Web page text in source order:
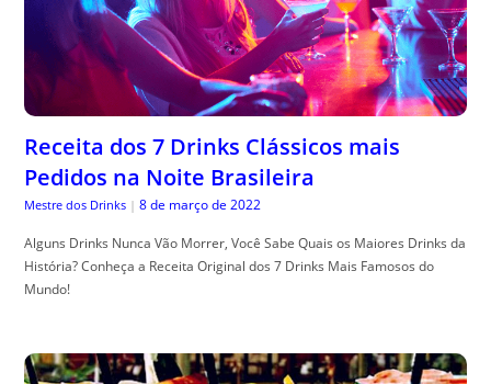
Receita dos 7 Drinks Clássicos mais
Pedidos na Noite Brasileira
Mestre dos Drinks | 8 de março de 2022
Alguns Drinks Nunca Vão Morrer, Você Sabe Quais os Maiores Drinks da
História? Conheça a Receita Original dos 7 Drinks Mais Famosos do
Mundo!